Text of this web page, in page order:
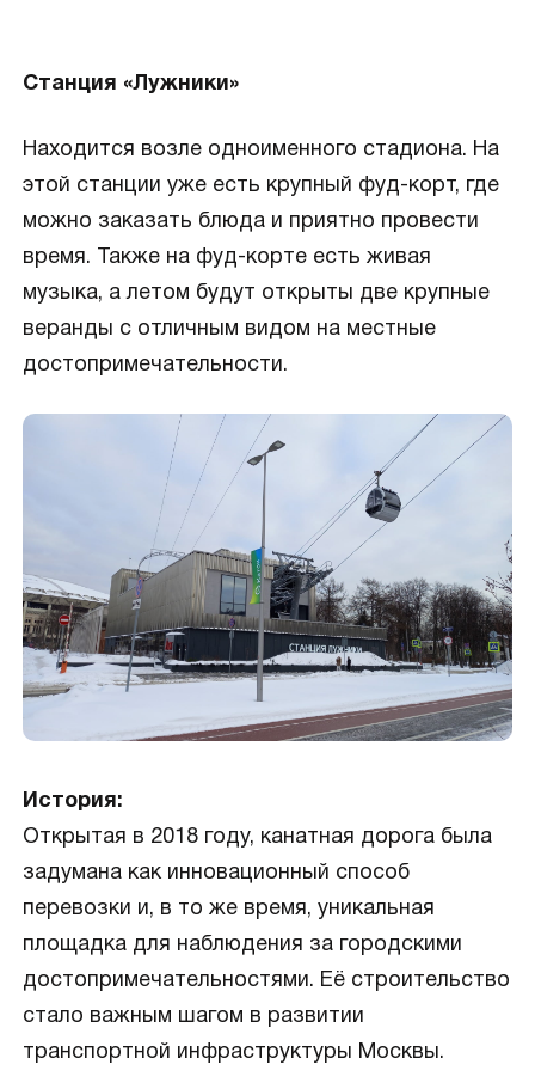
Станция «Лужники»
Находится возле одноименного стадиона. На
этой станции уже есть крупный фуд-корт, где
можно заказать блюда и приятно провести
время. Также на фуд-корте есть живая
музыка, а летом будут открыты две крупные
веранды с отличным видом на местные
достопримечательности.
История:
Открытая в 2018 году, канатная дорога была
задумана как инновационный способ
перевозки и, в то же время, уникальная
площадка для наблюдения за городскими
достопримечательностями. Её строительство
стало важным шагом в развитии
транспортной инфраструктуры Москвы.